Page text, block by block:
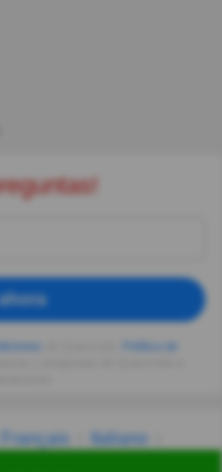
Français
Italiano